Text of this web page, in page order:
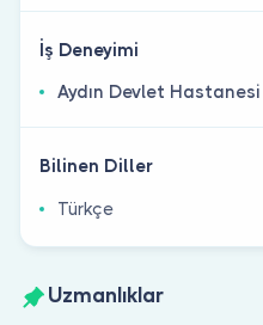
İş Deneyimi
Aydın Devlet Hastanesi
Bilinen Diller
Türkçe
Uzmanlıklar